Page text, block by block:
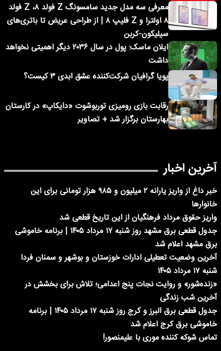
معرفی سه مدل جدید سامسونگ Z فولد ۸، Z فولد
۸ اولترا و Z فلیپ ۸ | از طراحی عریض تا باتری‌های
سیلیکون-کربن
ایلان ماسک: پول در سال ۲۰۳۶ دیگر اهمیتی نخواهد
داشت
پویا گرافیان شرکت‌کننده عشق ابدی ۳ کیست؟
رقابت بازی رومیزی توربوشوت «دایکاپ» در کارستان
بهارستان برگزار شد + تصاویر
آخرین اخبار
خبر داغ از واریز یارانه ۲ میلیون و ۹۸۵ هزار تومانی برای این
خانوارها
واریز حقوق مرداد فرهنگیان از این تاریخ قطعی شد
جدول قطعی برق مشهد روز شنبه ۱۷ مرداد ۱۴۰۵ | برنامه خاموشی
برق مشهد اعلام شد
آخرین وضعیت تعطیلی ادارات خوزستان و بوشهر و سمنان فردا
شنبه ۱۷ مرداد ۱۴۰۵
«زنده‌شور» و روایت نجات پنج اعدامی؛ تلاش برای بخشش در
آخرین شب زندگی
جدول قطعی برق البرز و کرج روز شنبه ۱۷ مرداد ۱۴۰۵ | برنامه
خاموشی برق کرج اعلام شد
تماس شوکه کننده موری با علیمنصور!